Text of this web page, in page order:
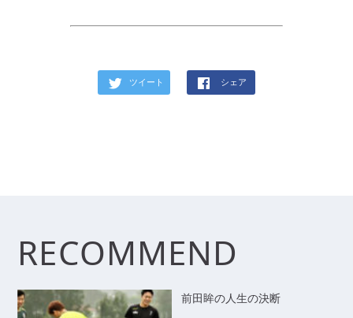
ツイート シェア
RECOMMEND
前田眸の人生の決断